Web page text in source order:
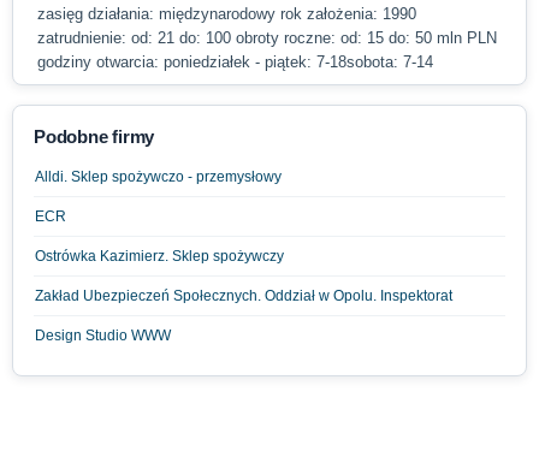
zasięg działania: międzynarodowy rok założenia: 1990
zatrudnienie: od: 21 do: 100 obroty roczne: od: 15 do: 50 mln PLN
godziny otwarcia: poniedziałek - piątek: 7-18sobota: 7-14
Podobne firmy
Alldi. Sklep spożywczo - przemysłowy
ECR
Ostrówka Kazimierz. Sklep spożywczy
Zakład Ubezpieczeń Społecznych. Oddział w Opolu. Inspektorat
Design Studio WWW